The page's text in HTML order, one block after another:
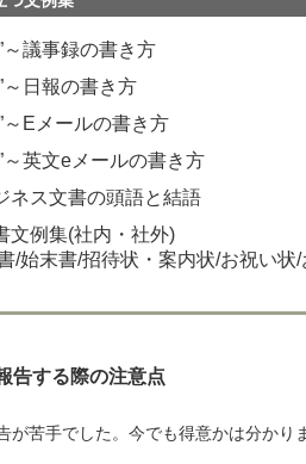
～議事録の書き方
～日報の書き方
～Eメールの書き方
”～英文eメールの書き方
ス文書の頭語と結語
文例集(社内・社外)
/始末書/招待状・案内状/お祝い状
告する際の注意点
が苦手でした。今でも得意かは分か